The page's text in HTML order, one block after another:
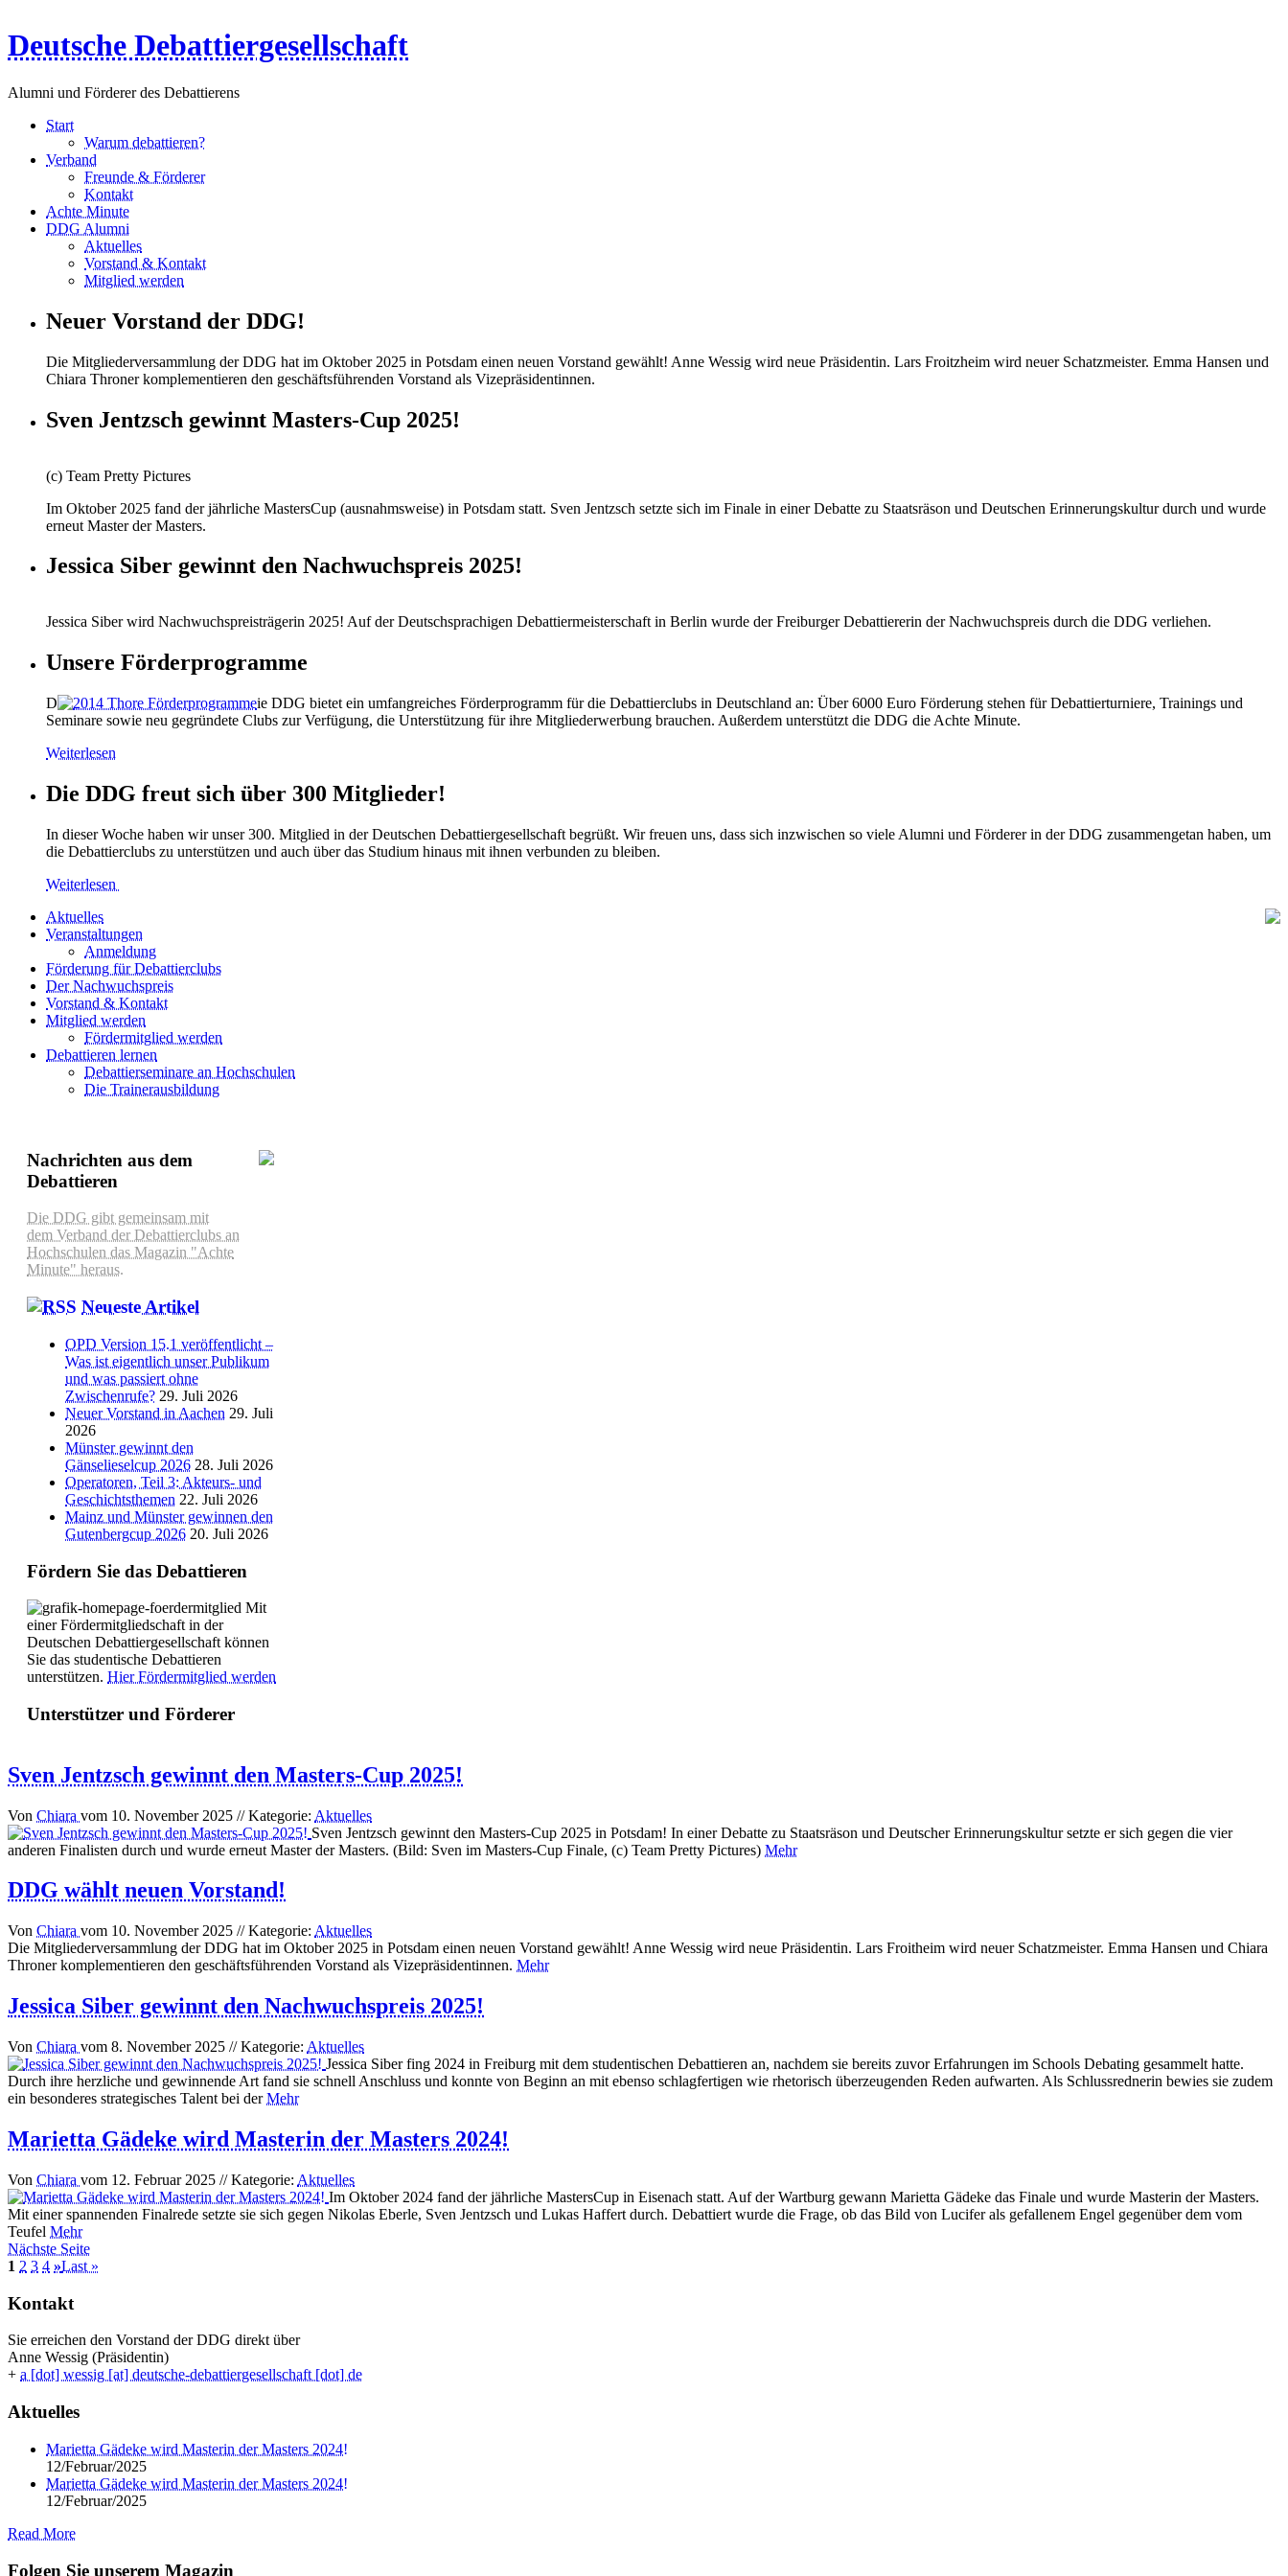
Deutsche Debattiergesellschaft
Alumni und Förderer des Debattierens
Start
Warum debattieren?
Verband
Freunde & Förderer
Kontakt
Achte Minute
DDG Alumni
Aktuelles
Vorstand & Kontakt
Mitglied werden
Neuer Vorstand der DDG!
Die Mitgliederversammlung der DDG hat im Oktober 2025 in Potsdam einen neuen Vorstand gewählt! Anne Wessig wird neue Präsidentin. Lars Froitzheim wird neuer Schatzmeister. Emma Hansen und
Chiara Throner komplementieren den geschäftsführenden Vorstand als Vizepräsidentinnen.
Sven Jentzsch gewinnt Masters-Cup 2025!
(c) Team Pretty Pictures
Im Oktober 2025 fand der jährliche MastersCup (ausnahmsweise) in Potsdam statt. Sven Jentzsch setzte sich im Finale in einer Debatte zu Staatsräson und Deutschen Erinnerungskultur durch und wurde
erneut Master der Masters.
Jessica Siber gewinnt den Nachwuchspreis 2025!
Jessica Siber wird Nachwuchspreisträgerin 2025! Auf der Deutschsprachigen Debattiermeisterschaft in Berlin wurde der Freiburger Debattiererin der Nachwuchspreis durch die DDG verliehen.
Unsere Förderprogramme
D
ie DDG bietet ein umfangreiches Förderprogramm für die Debattierclubs in Deutschland an: Über 6000 Euro Förderung stehen für Debattierturniere, Trainings und
Seminare sowie neu gegründete Clubs zur Verfügung, die Unterstützung für ihre Mitgliederwerbung brauchen. Außerdem unterstützt die DDG die Achte Minute.
Weiterlesen
Die DDG freut sich über 300 Mitglieder!
In dieser Woche haben wir unser 300. Mitglied in der Deutschen Debattiergesellschaft begrüßt. Wir freuen uns, dass sich inzwischen so viele Alumni und Förderer in der DDG zusammengetan haben, um
die Debattierclubs zu unterstützen und auch über das Studium hinaus mit ihnen verbunden zu bleiben.
Weiterlesen
Aktuelles
Veranstaltungen
Anmeldung
Förderung für Debattierclubs
Der Nachwuchspreis
Vorstand & Kontakt
Mitglied werden
Fördermitglied werden
Debattieren lernen
Debattierseminare an Hochschulen
Die Trainerausbildung
Nachrichten aus dem
Debattieren
Die DDG gibt gemeinsam mit
dem Verband der Debattierclubs an
Hochschulen das Magazin "Achte
Minute" heraus.
Neueste Artikel
OPD Version 15.1 veröffentlicht –
Was ist eigentlich unser Publikum
und was passiert ohne
Zwischenrufe? 29. Juli 2026
Neuer Vorstand in Aachen 29. Juli
2026
Münster gewinnt den
Gänselieselcup 2026 28. Juli 2026
Operatoren, Teil 3: Akteurs- und
Geschichtsthemen 22. Juli 2026
Mainz und Münster gewinnen den
Gutenbergcup 2026 20. Juli 2026
Fördern Sie das Debattieren
Mit
einer Fördermitgliedschaft in der
Deutschen Debattiergesellschaft können
Sie das studentische Debattieren
unterstützen. Hier Fördermitglied werden
Unterstützer und Förderer
Sven Jentzsch gewinnt den Masters-Cup 2025!
Von Chiara vom 10. November 2025 // Kategorie: Aktuelles
Sven Jentzsch gewinnt den Masters-Cup 2025 in Potsdam! In einer Debatte zu Staatsräson und Deutscher Erinnerungskultur setzte er sich gegen die vier
anderen Finalisten durch und wurde erneut Master der Masters. (Bild: Sven im Masters-Cup Finale, (c) Team Pretty Pictures) Mehr
DDG wählt neuen Vorstand!
Von Chiara vom 10. November 2025 // Kategorie: Aktuelles
Die Mitgliederversammlung der DDG hat im Oktober 2025 in Potsdam einen neuen Vorstand gewählt! Anne Wessig wird neue Präsidentin. Lars Froitheim wird neuer Schatzmeister. Emma Hansen und Chiara
Throner komplementieren den geschäftsführenden Vorstand als Vizepräsidentinnen. Mehr
Jessica Siber gewinnt den Nachwuchspreis 2025!
Von Chiara vom 8. November 2025 // Kategorie: Aktuelles
Jessica Siber fing 2024 in Freiburg mit dem studentischen Debattieren an, nachdem sie bereits zuvor Erfahrungen im Schools Debating gesammelt hatte.
Durch ihre herzliche und gewinnende Art fand sie schnell Anschluss und konnte von Beginn an mit ebenso schlagfertigen wie rhetorisch überzeugenden Reden aufwarten. Als Schlussrednerin bewies sie zudem
ein besonderes strategisches Talent bei derMehr
Marietta Gädeke wird Masterin der Masters 2024!
Von Chiara vom 12. Februar 2025 // Kategorie: Aktuelles
Im Oktober 2024 fand der jährliche MastersCup in Eisenach statt. Auf der Wartburg gewann Marietta Gädeke das Finale und wurde Masterin der Masters.
Mit einer spannenden Finalrede setzte sie sich gegen Nikolas Eberle, Sven Jentzsch und Lukas Haffert durch. Debattiert wurde die Frage, ob das Bild von Lucifer als gefallenem Engel gegenüber dem vom
Teufel Mehr
Nächste Seite
1 2 3 4 »Last »
Kontakt
Sie erreichen den Vorstand der DDG direkt über
Anne Wessig (Präsidentin)
+ a [dot] wessig [at] deutsche-debattiergesellschaft [dot] de
Aktuelles
Marietta Gädeke wird Masterin der Masters 2024!
12/Februar/2025
Marietta Gädeke wird Masterin der Masters 2024!
12/Februar/2025
Read More
Folgen Sie unserem Magazin